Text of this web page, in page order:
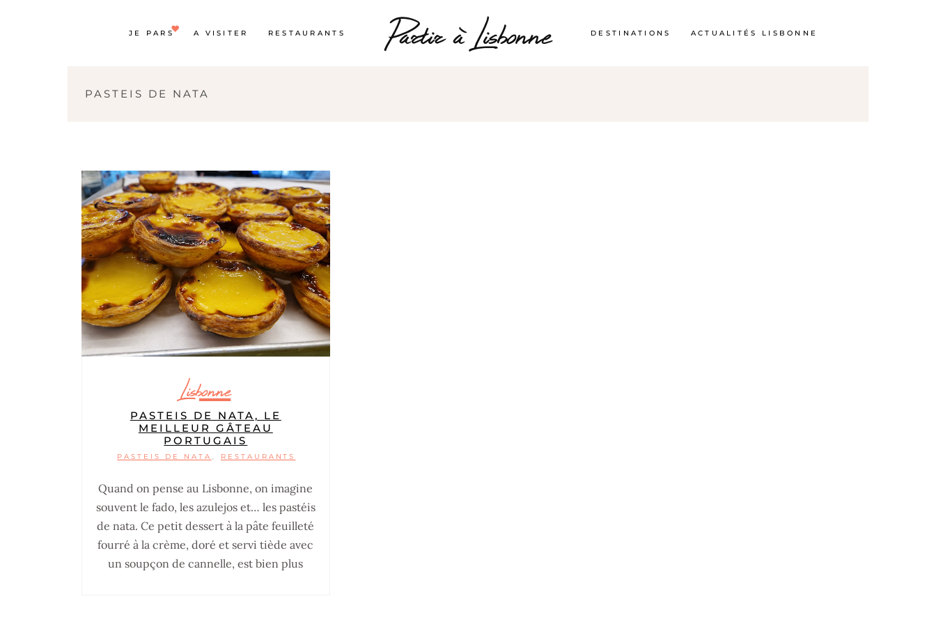
JE PARS A VISITER RESTAURANTS DESTINATIONS ACTUALITÉS LISBONNE
PASTEIS DE NATA
Lisbonne
PASTEIS DE NATA, LE
MEILLEUR GÂTEAU
PORTUGAIS
PASTEIS DE NATA , RESTAURANTS
Quand on pense au Lisbonne, on imagine
souvent le fado, les azulejos et… les pastéis
de nata. Ce petit dessert à la pâte feuilleté
fourré à la crème, doré et servi tiède avec
un soupçon de cannelle, est bien plus